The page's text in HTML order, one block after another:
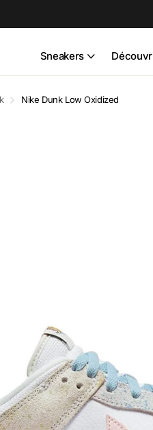
Sneakers
Nike Dunk Low Oxidized